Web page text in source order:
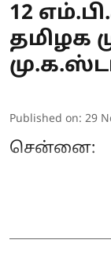
12
தமிழக
Published on: 29
சென்னை: